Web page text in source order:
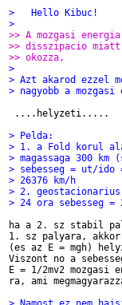
>   Hello Kibuc!
>
>> A mozgasi
>> disszipacio miatt)
>> okozza,
>
> Azt akarod ezzel
> nagyobb a
....helyzeti.....
> Pelda:
> 1. a Fold korul
> magassaga 300
> sebesseg = ut/ido
> 26376 km/h
> 2.
> 24 ora sebesseg =
ha a 2. sz stabil
1. sz palyara, akkor
(es az E = mgh)
Viszont no a
E = 1/2mv2 mozgasi
ra, ami